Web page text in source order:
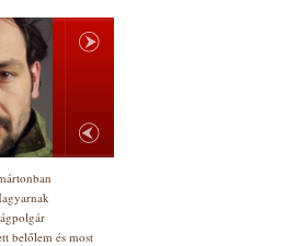
belőlem és most